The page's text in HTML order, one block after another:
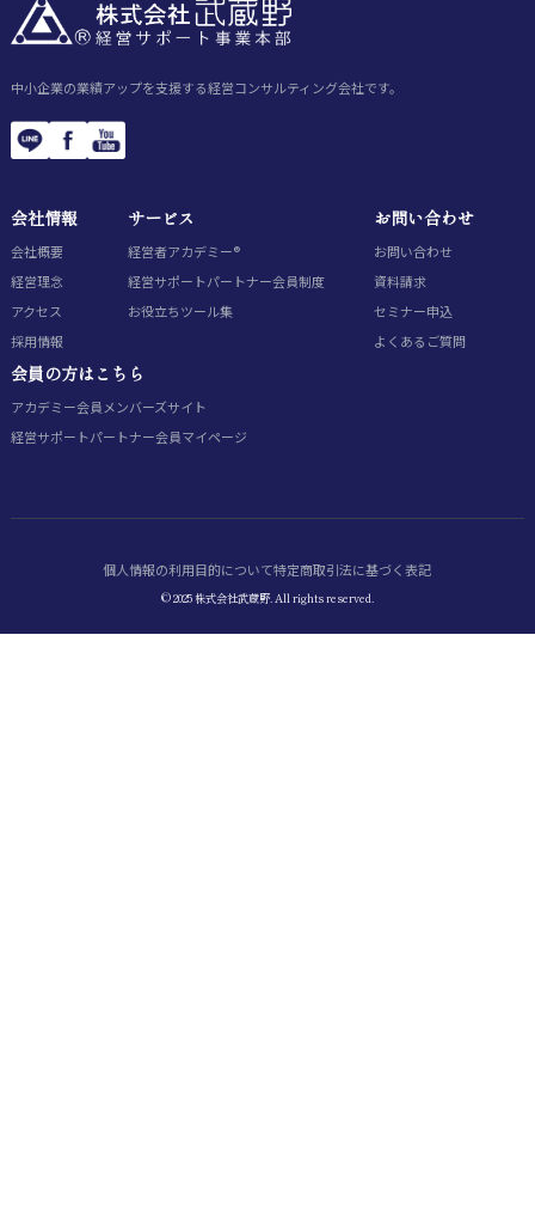
中小企業の業績アップを支援する経営コンサルティング会社です。
会社情報
会社概要
経営理念
アクセス
採用情報
サービス
経営者アカデミー®
経営サポートパートナー会員制度
お役立ちツール集
お問い合わせ
お問い合わせ
資料請求
セミナー申込
よくあるご質問
会員の方はこちら
アカデミー会員メンバーズサイト
経営サポートパートナー会員マイページ
個人情報の利用目的について特定商取引法に基づく表記
© 2025 株式会社武蔵野. All rights reserved.